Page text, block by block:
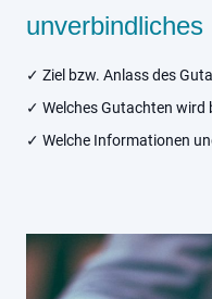
✓ Ziel bzw. Anlass des
✓ Welches Gutachten wird
✓ Welche Informationen